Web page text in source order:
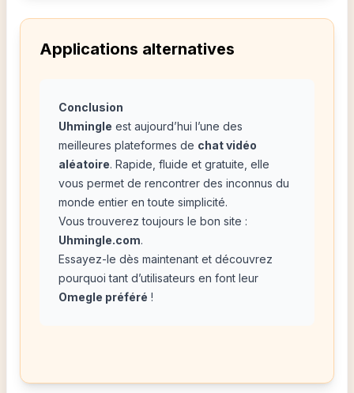
Applications alternatives
Conclusion
Uhmingle est aujourd’hui l’une des
meilleures plateformes de chat vidéo
aléatoire. Rapide, fluide et gratuite, elle
vous permet de rencontrer des inconnus du
monde entier en toute simplicité.
Vous trouverez toujours le bon site :
Uhmingle.com.
Essayez-le dès maintenant et découvrez
pourquoi tant d’utilisateurs en font leur
Omegle préféré !